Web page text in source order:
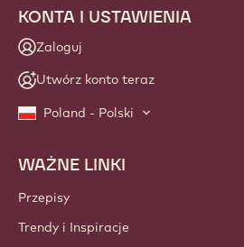
KONTA I USTAWIENIA
Zaloguj
Utwórz konto teraz
Poland - Polski
Footer
Callebaut
WAŻNE LINKI
Przepisy
Trendy i Inspiracje